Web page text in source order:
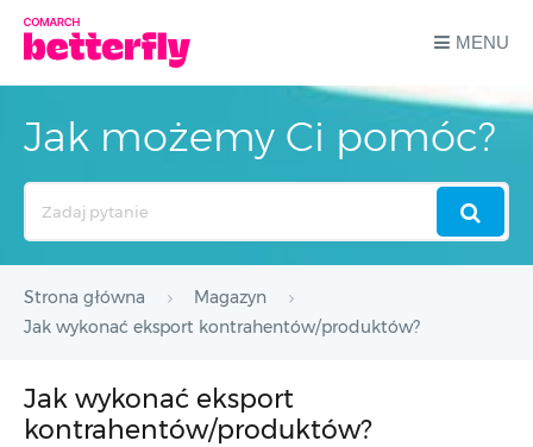
MENU
Jak możemy Ci pomóc?
Strona główna
Magazyn
Jak wykonać eksport kontrahentów/produktów?
Jak wykonać eksport
kontrahentów/produktów?